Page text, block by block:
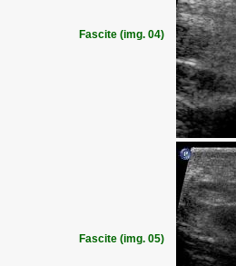
Fascite (img. 04)
Fascite (img. 05)